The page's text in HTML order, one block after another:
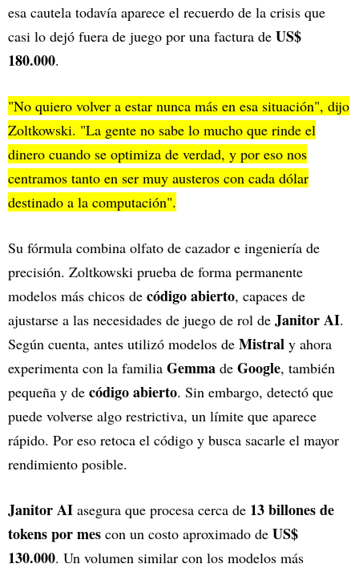
esa cautela todavía aparece el recuerdo de la crisis que
casi lo dejó fuera de juego por una factura de US$
180.000.
"No quiero volver a estar nunca más en esa situación", dijo
Zoltkowski. "La gente no sabe lo mucho que rinde el
dinero cuando se optimiza de verdad, y por eso nos
centramos tanto en ser muy austeros con cada dólar
destinado a la computación".
Su fórmula combina olfato de cazador e ingeniería de
precisión. Zoltkowski prueba de forma permanente
modelos más chicos de código abierto, capaces de
ajustarse a las necesidades de juego de rol de Janitor AI.
Según cuenta, antes utilizó modelos de Mistral y ahora
experimenta con la familia Gemma de Google, también
pequeña y de código abierto. Sin embargo, detectó que
puede volverse algo restrictiva, un límite que aparece
rápido. Por eso retoca el código y busca sacarle el mayor
rendimiento posible.
Janitor AI asegura que procesa cerca de 13 billones de
tokens por mes con un costo aproximado de US$
130.000. Un volumen similar con los modelos más